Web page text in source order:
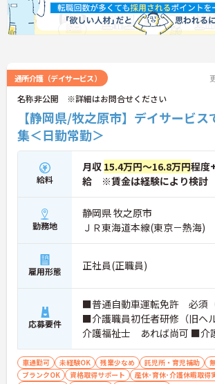
通所介護（デイサービス）
名称非公開 ※詳細はお問合せください
【静岡県/牧之原市】デイサービ
集＜日勤常勤＞
給料
月収 15.4万円～16.8万円程度
給 ※賃金は経験により検討
勤務地
静岡県 牧之原市
ＪＲ東海道本線(東京－熱海)
雇用形態 正社員(正職員)
応募要件
■普通自動車運転免許 必須（
■介護職員初任者研修（旧ヘ
介護福祉士 あれば尚可 ■介
れば尚可 ■未経験OK！ ※未経験の方でも、
資格取得や必要な研修につ
全額会社負担いたします。
車通勤可 未経験OK 残業少なめ 託児所・育児補助
ブランクOK
資格取得サポート
産休･育休･介護休暇取得